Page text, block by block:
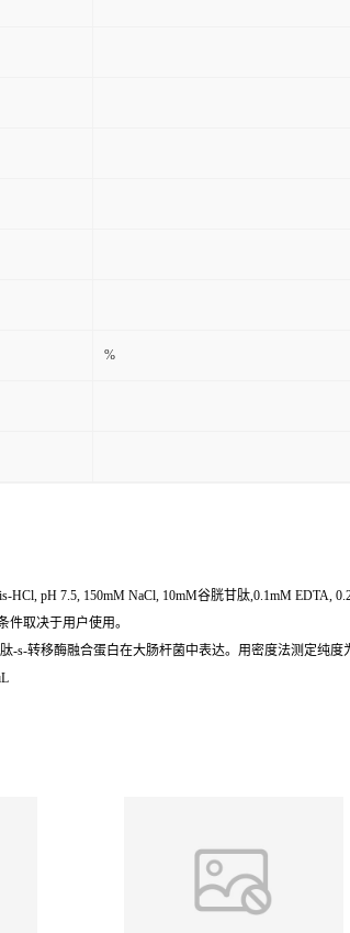
%
HCl, pH 7.5, 150mM NaCl, 10mM谷胱甘肽,0.1mM EDTA,
件取决于用户使用。
-s-转移酶融合蛋白在大肠杆菌中表达。用密度法测定纯度